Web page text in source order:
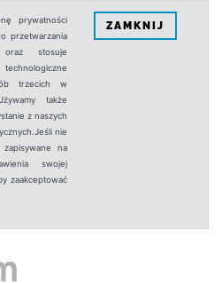
prywatności
przetwarzania
stosuje
trzecich w
także
z naszych
nie
na
swojej
zaakceptować
ZAMKNIJ